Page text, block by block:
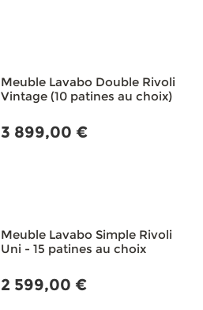
Meuble Lavabo Double Rivoli
Vintage (10 patines au choix)
3 899,00 €
Meuble Lavabo Simple Rivoli
Uni - 15 patines au choix
2 599,00 €